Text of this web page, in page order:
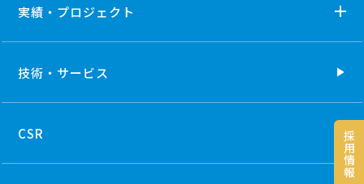
採
用
情
報
実績・プロジェクト
技術・ サービス
CSR